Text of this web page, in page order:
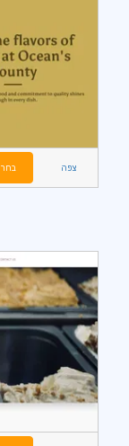
צפה בחר